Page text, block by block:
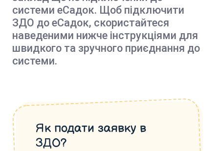
системи еСадок. Щоб підключити
ЗДО до еСадок, скористайтеся
наведеними нижче інструкціями для
швидкого та зручного приєднання до
системи.
Як подати заявку в
ЗДО?